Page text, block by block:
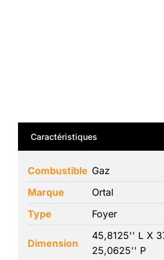
Caractéristiques
Combustible Gaz
Marque
Ortal
Type
Foyer
Dimension
45,8125'' L X
25,0625'' P